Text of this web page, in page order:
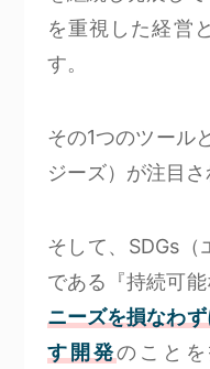
を重視した経営
す。
その1つのツール
ジーズ）が注目さ
そして、SDGs
である『持続可
ニーズを損なわ
す開発のこと